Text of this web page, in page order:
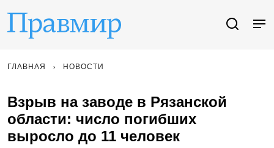
ГЛАВНАЯ НОВОСТИ
Взрыв на заводе в Рязанской
области: число погибших
выросло до 11 человек